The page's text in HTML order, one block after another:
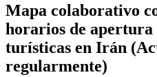
Mapa colaborativo
horarios de apertura
turísticas en Irán
regularmente)